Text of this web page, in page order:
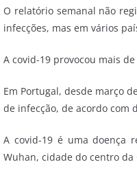
O relatório semanal não
infecções, mas em vários
A covid-19 provocou mais
Em Portugal, desde março
de infecção, de acordo com
A covid-19 é uma doença
Wuhan, cidade do centro